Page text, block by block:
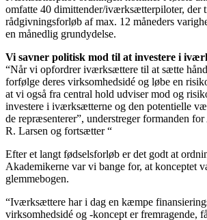
omfatte 40 dimittender/iværksætterpiloter, der
rådgivningsforløb af max. 12 måneders
en månedlig grundydelse.
Vi savner politisk mod til at investere i
“Når vi opfordrer iværksættere til at sætte
forfølge deres virksomhedsidé og løbe en
at vi også fra central hold udviser mod og
investere i iværksætterne og den potentielle
de repræsenterer”, understreger formanden
R. Larsen og fortsætter “
Efter et langt fødselsforløb er det godt at
Akademikerne var vi bange for, at konceptet
glemmebogen.
“Iværksættere har i dag en kæmpe
virksomhedsidé og -koncept er fremragende,